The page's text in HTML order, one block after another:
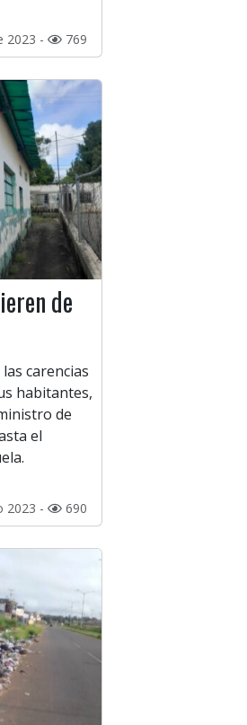
2023 - 769
de
carencias
habitantes,
de
el
2023 - 690